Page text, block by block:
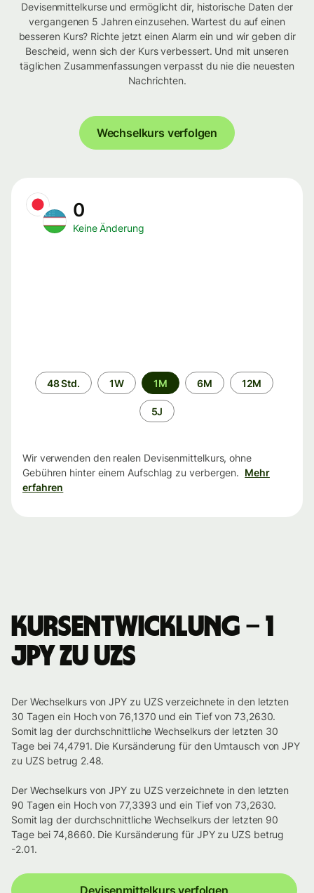
Devisenmittelkurse und ermöglicht dir, historische Daten der
vergangenen 5 Jahren einzusehen. Wartest du auf einen
besseren Kurs? Richte jetzt einen Alarm ein und wir geben dir
Bescheid, wenn sich der Kurs verbessert. Und mit unseren
täglichen Zusammenfassungen verpasst du nie die neuesten
Nachrichten.
Wechselkurs verfolgen
0
Keine Änderung
Zeitraum
48 Std. 1W 1M 6M 12M
5J
Wir verwenden den realen Devisenmittelkurs, ohne
Gebühren hinter einem Aufschlag zu verbergen. Mehr
erfahren
Kursentwicklung – 1
JPY zu UZS
Der Wechselkurs von JPY zu UZS verzeichnete in den letzten
30 Tagen ein Hoch von 76,1370 und ein Tief von 73,2630.
Somit lag der durchschnittliche Wechselkurs der letzten 30
Tage bei 74,4791. Die Kursänderung für den Umtausch von JPY
zu UZS betrug 2.48.
Der Wechselkurs von JPY zu UZS verzeichnete in den letzten
90 Tagen ein Hoch von 77,3393 und ein Tief von 73,2630.
Somit lag der durchschnittliche Wechselkurs der letzten 90
Tage bei 74,8660. Die Kursänderung für JPY zu UZS betrug
-2.01.